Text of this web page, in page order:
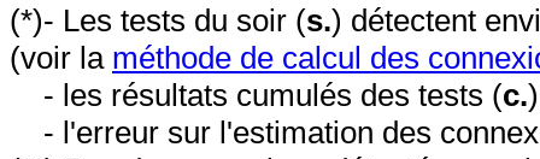
(*)- Les tests du soir (s.) détectent
(voir la méthode de calcul des
- les résultats cumulés des tests (c.
- l'erreur sur l'estimation des